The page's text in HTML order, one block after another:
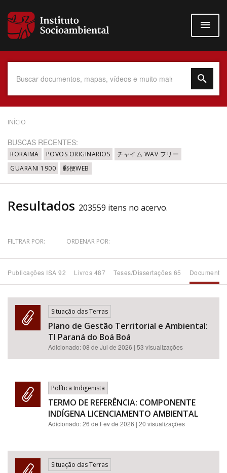
para
conteúdo
Data do Documento
Até
Tema
Subtema
Área de Levantamento
Área Protegida
INÍCIO
BUSCAS RECENTES:
RORAIMA POVOS ORIGINARIOS
チャイム WAV フリー
GUARANI 1900
郵便WEB
Resultados 203559 itens no acervo.
FILTRAR POR: ORDENAR POR:
Publicações ISA 92 Livros 487 Teses/Dissertações 65
Situação das Terras
Plano de Gestão Territorial e Ambiental:
TI Paraná do Boá Boá
Adicionado:08 de Jul de 2026 | 53 visualizações
Política Indigenista
TERMO DE REFERÊNCIA: COMPONENTE
INDÍGENA LICENCIAMENTO AMBIENTAL
Adicionado:26 de Fev de 2026 | 20 visualizações
Situação das Terras